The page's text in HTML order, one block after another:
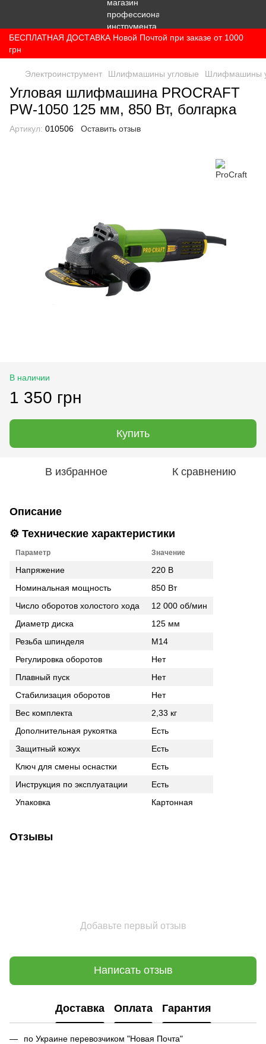
БЕСПЛАТНАЯ ДОСТАВКА Новой Почтой при заказе от 1000
грн
Электроинструмент Шлифмашины угловые Шлифмашины
Угловая шлифмашина PROCRAFT
PW-1050 125 мм, 850 Вт, болгарка
Артикул: 010506 Оставить отзыв
В наличии
1 350 грн
Купить
В избранное К сравнению
Описание
⚙️ Технические характеристики
Параметр Значение
Напряжение
220 В
Номинальная мощность
850 Вт
Число оборотов холостого хода
12 000 об/мин
Диаметр диска
125 мм
Резьба шпинделя
М14
Регулировка оборотов
Нет
Плавный пуск
Нет
Стабилизация оборотов
Нет
Вес комплекта
2,33 кг
Дополнительная рукоятка
Есть
Защитный кожух
Есть
Ключ для смены оснастки
Есть
Инструкция по эксплуатации
Есть
Упаковка
Картонная
Отзывы
Добавьте первый отзыв
Написать отзыв
Доставка Оплата Гарантия
по Украине перевозчиком "Новая Почта"